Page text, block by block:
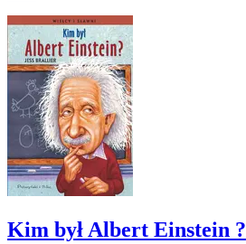
Kim był Albert Einstein ?